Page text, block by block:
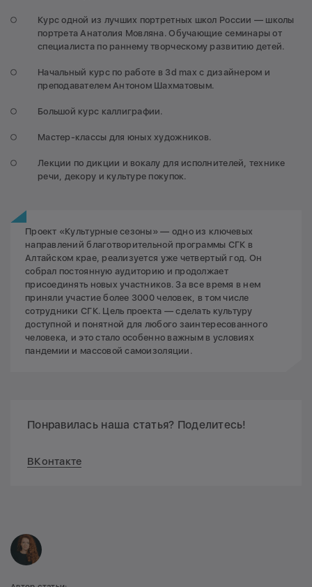
Курс одной из лучших портретных школ России — школы
портрета Анатолия Мовляна. Обучающие семинары от
специалиста по раннему творческому развитию детей.
Начальный курс по работе в 3d max с дизайнером и
преподавателем Антоном Шахматовым.
Большой курс каллиграфии.
Мастер-классы для юных художников.
Лекции по дикции и вокалу для исполнителей, технике
речи, декору и культуре покупок.
Проект «Культурные сезоны» — одно из ключевых
направлений благотворительной программы СГК в
Алтайском крае, реализуется уже четвертый год. Он
собрал постоянную аудиторию и продолжает
присоединять новых участников. За все время в нем
приняли участие более 3000 человек, в том числе
сотрудники СГК. Цель проекта — сделать культуру
доступной и понятной для любого заинтересованного
человека, и это стало особенно важным в условиях
пандемии и массовой самоизоляции.
Понравилась наша статья? Поделитесь!
ВКонтакте